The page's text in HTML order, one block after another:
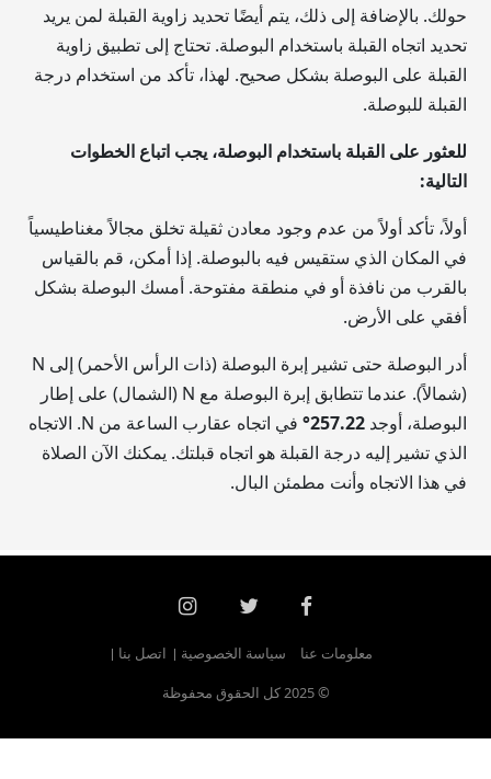
حولك. بالإضافة إلى ذلك، يتم أيضًا تحديد زاوية القبلة لمن يريد
تحديد اتجاه القبلة باستخدام البوصلة. تحتاج إلى تطبيق زاوية
القبلة على البوصلة بشكل صحيح. لهذا، تأكد من استخدام درجة
القبلة للبوصلة.
للعثور على القبلة باستخدام البوصلة، يجب اتباع الخطوات
التالية:
أولاً، تأكد أولاً من عدم وجود معادن ثقيلة تخلق مجالاً مغناطيسياً
في المكان الذي ستقيس فيه بالبوصلة. إذا أمكن، قم بالقياس
بالقرب من نافذة أو في منطقة مفتوحة. أمسك البوصلة بشكل
أفقي على الأرض.
أدر البوصلة حتى تشير إبرة البوصلة (ذات الرأس الأحمر) إلى N
(شمالاً). عندما تتطابق إبرة البوصلة مع N (الشمال) على إطار
البوصلة، أوجد257.22
°
في اتجاه عقارب الساعة من N. الاتجاه
الذي تشير إليه درجة القبلة هو اتجاه قبلتك. يمكنك الآن الصلاة
في هذا الاتجاه وأنت مطمئن البال.
معلومات عنا سياسة الخصوصية
اتصل بنا
© 2025 كل الحقوق محفوظة